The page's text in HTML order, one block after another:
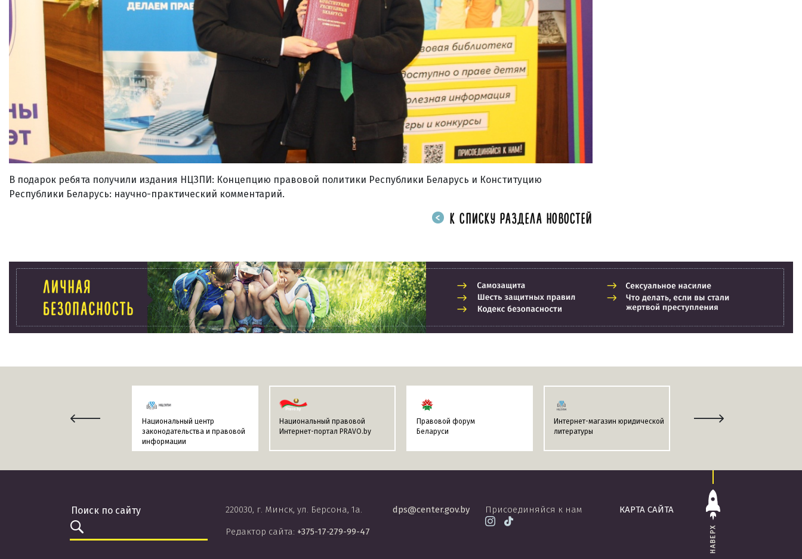
В подарок ребята получили издания НЦЗПИ: Концепцию правовой политики Республики Беларусь и Конституцию
Республики Беларусь: научно-практический комментарий.
К СПИСКУ РАЗДЕЛА НОВОСТЕЙ
Национальный центр
законодательства и правовой
информации
Национальный правовой
Интернет-портал PRAVO.by
Правовой форум
Беларуси
Интернет-магазин юридической
литературы
Информационно-поисковая
НАВЕРХ
КАРТА САЙТА
220030, г. Минск, ул. Берсона, 1а.
Редактор сайта: +375-17-279-99-47
dps@center.gov.by Присоединяйся к нам